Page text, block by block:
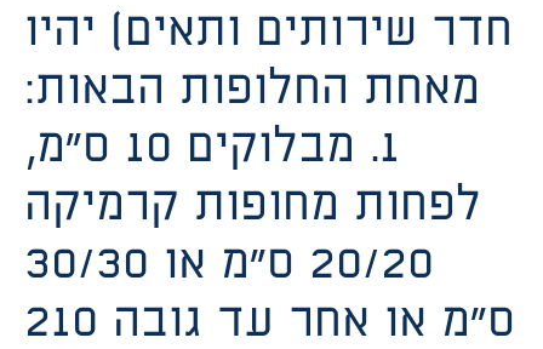
חדר שירותים ותאים) יהיו
מאחת החלופות הבאות:
1. מבלוקים 10 ס”מ,
לפחות מחופות קרמיקה
20/20 ס”מ או 30/30
ס”מ או אחר עד גובה 210